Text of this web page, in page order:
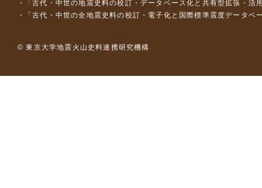
「古代・中世の地震史料の校訂・データベース化と共有型拡張・
「古代・中世の全地震史料の校訂・電子化と国際標準震度データ
© 東京大学地震火山史料連携研究機構